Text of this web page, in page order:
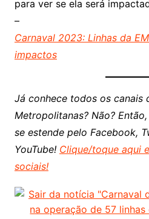
para ver se ela será
–
Carnaval 2023: Linhas da
impactos
Já conhece todos os canais
Metropolitanas? Não?
se estende pelo Facebook,
YouTube! Clique/toque aqui
sociais!